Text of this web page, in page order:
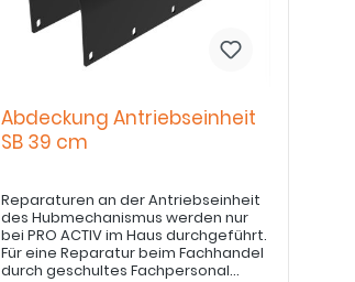
Abdeckung Antriebseinheit
SB 39 cm
Reparaturen an der Antriebseinheit
des Hubmechanismus werden nur
bei PRO ACTIV im Haus durchgeführt.
Für eine Reparatur beim Fachhandel
durch geschultes Fachpersonal